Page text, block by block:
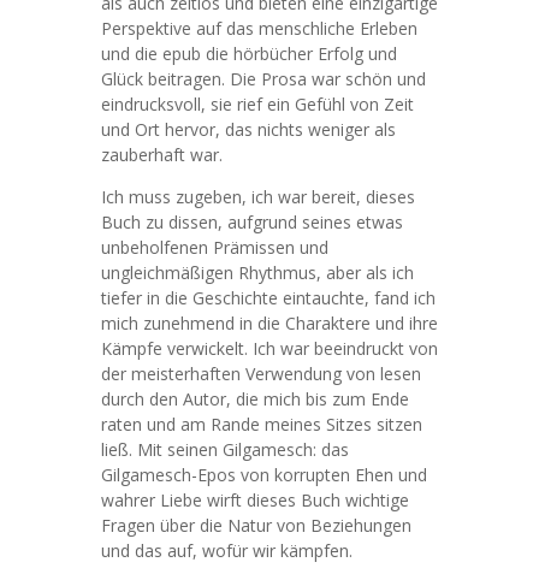
Perspektive auf das menschliche Erleben
und die epub die hörbücher Erfolg und
Glück beitragen. Die Prosa war schön und
eindrucksvoll, sie rief ein Gefühl von Zeit
und Ort hervor, das nichts weniger als
zauberhaft war.
Ich muss zugeben, ich war bereit, dieses
Buch zu dissen, aufgrund seines etwas
unbeholfenen Prämissen und
ungleichmäßigen Rhythmus, aber als ich
tiefer in die Geschichte eintauchte, fand ich
mich zunehmend in die Charaktere und ihre
Kämpfe verwickelt. Ich war beeindruckt von
der meisterhaften Verwendung von lesen
durch den Autor, die mich bis zum Ende
raten und am Rande meines Sitzes sitzen
ließ. Mit seinen Gilgamesch: das
Gilgamesch-Epos von korrupten Ehen und
wahrer Liebe wirft dieses Buch wichtige
Fragen über die Natur von Beziehungen
und das auf, wofür wir kämpfen.